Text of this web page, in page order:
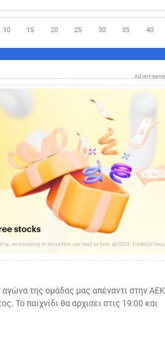
10 15 20 25 30 35 40
της ομάδας μας απέναντι στην ΑΕΚ
Το παιχνίδι θα αρχισει στις 19:00 και